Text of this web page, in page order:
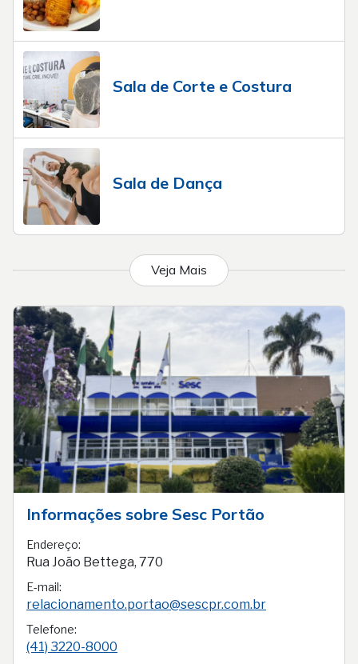
Sala de Corte e Costura
Sala de Dança
Veja Mais
Informações sobre Sesc Portão
Endereço:
Rua João Bettega, 770
E-mail:
relacionamento.portao@sescpr.com.br
Telefone:
(41) 3220-8000